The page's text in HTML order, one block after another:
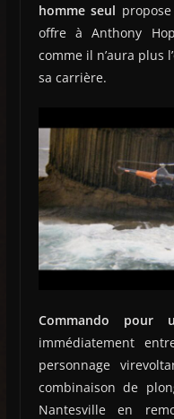
homme seul
offre à Anthony
comme il n’aura plus
sa carrière.
Commando pour
immédiatement
personnage
combinaison de
Nantesville en